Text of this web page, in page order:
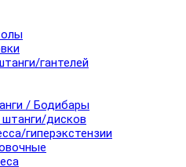
гантелей
/ Бодибары
дисков
гиперэкстензии